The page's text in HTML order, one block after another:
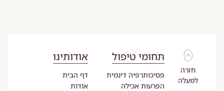
חזרה
למעלה
תחומי טיפול
פסיכותרפיה דינמית
הפרעות אכילה
אודותינו
דף הבית
אודות